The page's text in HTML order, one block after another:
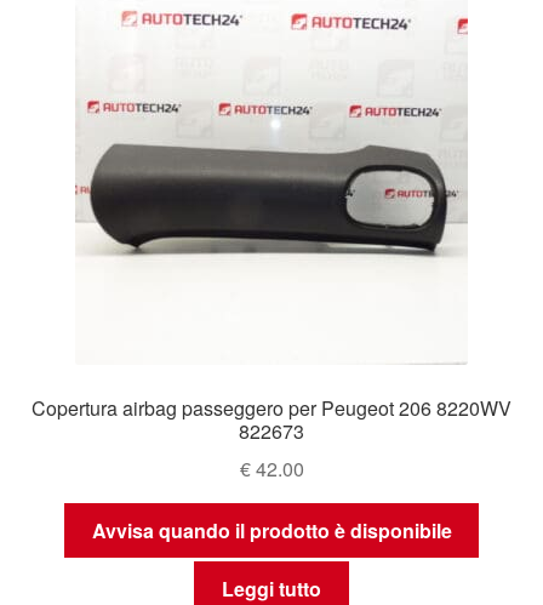
Copertura airbag passeggero per Peugeot 206 8220WV
822673
€42.00
Avvisa quando il prodotto è disponibile
Leggi tutto